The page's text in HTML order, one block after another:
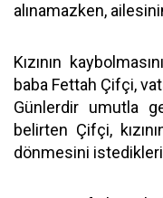
alınamazken,
Kızının
baba Fettah Çifçi,
Günlerdir umutla
belirten Çifçi,
dönmesini